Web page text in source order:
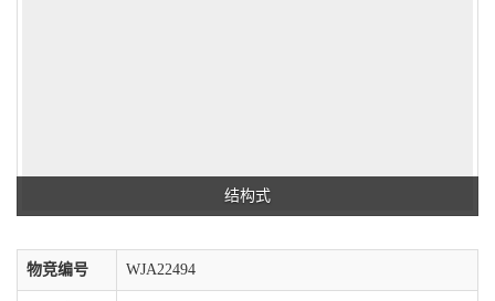
结构式
物竞编号 WJA22494